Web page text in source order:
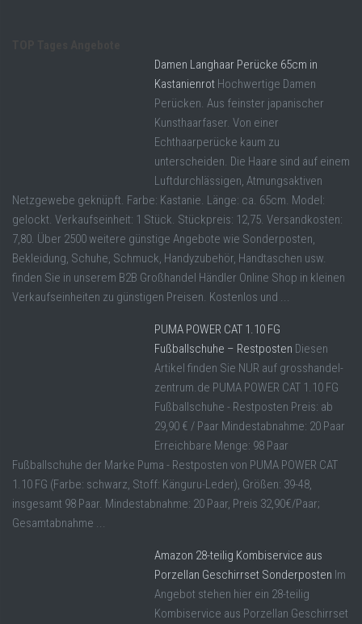
Damen Langhaar Perücke 65cm in
Kastanienrot Hochwertige Damen
Perücken. Aus feinster japanischer
Kunsthaarfaser. Von einer
Echthaarperücke kaum zu
unterscheiden. Die Haare sind auf einem
Luftdurchlässigen, Atmungsaktiven
Netzgewebe geknüpft. Farbe: Kastanie. Länge: ca. 65cm. Model:
gelockt. Verkaufseinheit: 1 Stück. Stückpreis: 12,75. Versandkosten:
7,80. Über 2500 weitere günstige Angebote wie Sonderposten,
Bekleidung, Schuhe, Schmuck, Handyzubehör, Handtaschen usw.
finden Sie in unserem B2B Großhandel Händler Online Shop in kleinen
Verkaufseinheiten zu günstigen Preisen. Kostenlos und ...
PUMA POWER CAT 1.10 FG
Fußballschuhe – Restposten Diesen
Artikel finden Sie NUR auf grosshandel-
zentrum.de PUMA POWER CAT 1.10 FG
Fußballschuhe - Restposten Preis: ab
29,90 € / Paar Mindestabnahme: 20 Paar
Erreichbare Menge: 98 Paar
Fußballschuhe der Marke Puma - Restposten von PUMA POWER CAT
1.10 FG (Farbe: schwarz, Stoff: Känguru-Leder), Größen: 39-48,
insgesamt 98 Paar. Mindestabnahme: 20 Paar, Preis 32,90€/Paar;
Gesamtabnahme ...
Amazon 28-teilig Kombiservice aus
Porzellan Geschirrset Sonderposten Im
Angebot stehen hier ein 28-teilig
Kombiservice aus Porzellan Geschirrset